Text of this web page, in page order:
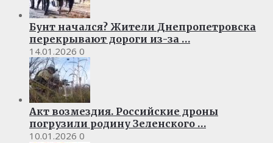
Бунт начался? Жители Днепропетровска
перекрывают дороги из-за …
14.01.2026 0
Акт возмездия. Российские дроны
погрузили родину Зеленского …
10.01.2026 0